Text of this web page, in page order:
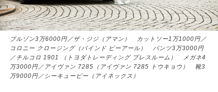
ブルゾン3万6000円／ザ・ジジ（アマン） カットソー1万1000円／
コロニー クロージング（バインド ピーアール） パンツ3万3000円
／チルコロ 1901 （トヨダトレーディング プレスルーム） メガネ4
万3000円／アイヴァン 7285（アイヴァン 7285 トウキョウ） 靴3
万9000円／シーキューピー（アイネックス）